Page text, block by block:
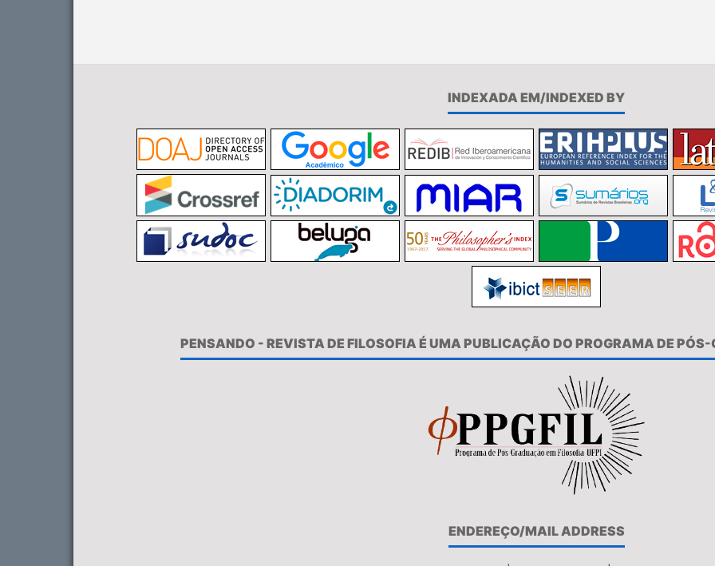
INDEXADA EM/INDEXED BY
PENSANDO - REVISTA DE FILOSOFIA É UMA PUBLICAÇÃO DO PROGRAMA DE
ENDEREÇO/MAIL ADDRESS